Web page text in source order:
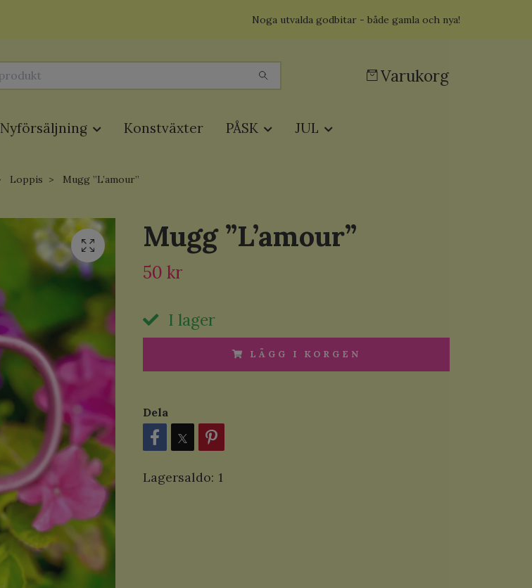
Noga utvalda godbitar - både gamla och nya!
Varukorg
Nyförsäljning Konstväxter PÅSK JUL
Loppis Mugg ”L’amour”
Mugg ”L’amour”
50 kr
I lager
LÄGG I KORGEN
Dela
Lagersaldo: 1